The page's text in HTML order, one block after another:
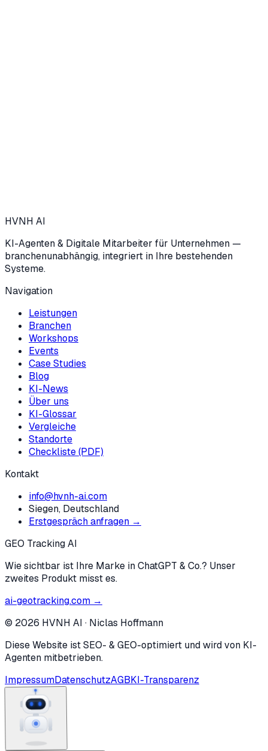
HVNH AI
KI-Agenten & Digitale Mitarbeiter für Unternehmen —
branchenunabhängig, integriert in Ihre bestehenden
Systeme.
Navigation
Leistungen
Branchen
Workshops
Events
Case Studies
Blog
KI-News
Über uns
KI-Glossar
Vergleiche
Standorte
Checkliste (PDF)
Kontakt
info@hvnh-ai.com
Siegen, Deutschland
Erstgespräch anfragen →
GEO Tracking AI
Wie sichtbar ist Ihre Marke in ChatGPT & Co.? Unser
zweites Produkt misst es.
ai-geotracking.com →
© 2026 HVNH AI · Niclas Hoffmann
Diese Website ist SEO- & GEO-optimiert und wird von KI-
Agenten mitbetrieben.
ImpressumDatenschutzAGBKI-Transparenz